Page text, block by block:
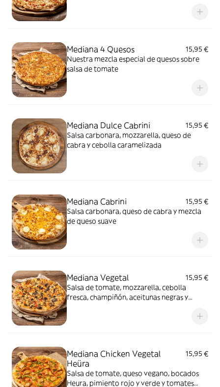
Mediana 4 Quesos
15,95 €
Nuestra mezcla especial de quesos sobre
salsa de tomate
Mediana Dulce Cabrini
15,95 €
Salsa carbonara, mozzarella, queso de
cabra y cebolla caramelizada
Mediana Cabrini
15,95 €
Salsa carbonara, queso de cabra y mezcla
de queso suave
Mediana Vegetal
15,95 €
Salsa de tomate, mozzarella, cebolla
fresca, champiñón, aceitunas negras y
Mediana Chicken Vegetal
Heüra
15,95 €
Salsa de tomate, queso vegano, bocados
Heura, pimiento rojo y verde y tomates